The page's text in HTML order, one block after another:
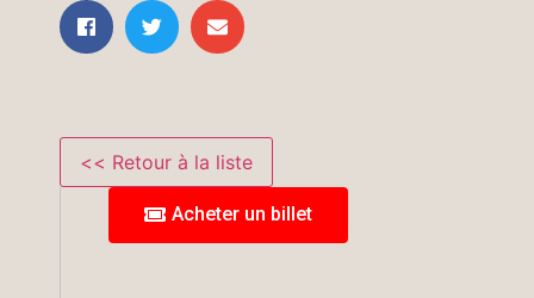
Acheter un billet